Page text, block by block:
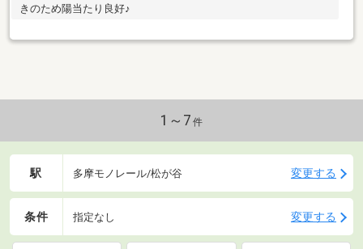
きのため陽当たり良好♪
1～7 件
駅 多摩モノレール/松が谷 変更する
条件 指定なし 変更する